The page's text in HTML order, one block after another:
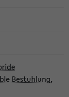
Bestuhlung,